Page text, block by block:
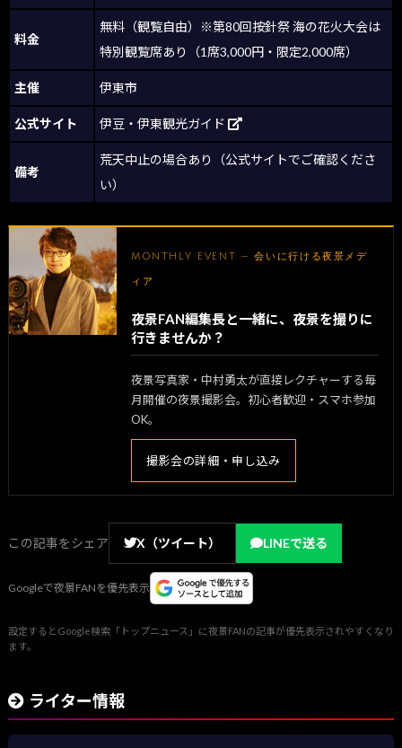
料金
無料（観覧自由）※第80回按針祭 海の花火大会は
特別観覧席あり（1席3,000円・限定2,000席）
主催 伊東市
公式サイト 伊豆・伊東観光ガイド
備考
荒天中止の場合あり（公式サイトでご確認くださ
い）
MONTHLY EVENT — 会いに行ける夜景メデ
ィア
夜景FAN編集長と一緒に、夜景を撮りに
行きませんか？
夜景写真家・中村勇太が直接レクチャーする毎
月開催の夜景撮影会。初心者歓迎・スマホ参加
OK。
撮影会の詳細・申し込み
この記事をシェア X（ツイート） LINEで送る
Googleで夜景FANを優先表示
設定するとGoogle検索「トップニュース」に夜景FANの記事が優先表示されやすくなり
ます。
ライター情報